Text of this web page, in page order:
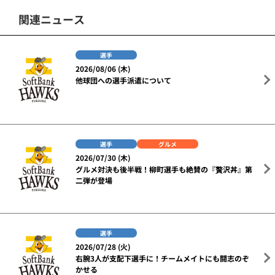
関連ニュース
選手
2026/08/06 (木)
他球団への選手派遣について
選手 グルメ
2026/07/30 (木)
グルメ対決も後半戦！柳町選手も絶賛の『贅沢丼』第
二弾が登場
選手
2026/07/28 (火)
右腕3人が支配下選手に！チームメイトにも闘志のぞ
かせる